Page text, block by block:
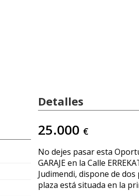
Detalles
25.000 €
No dejes pasar esta
GARAJE en la Calle
Judimendi, dispone de
plaza está situada en la